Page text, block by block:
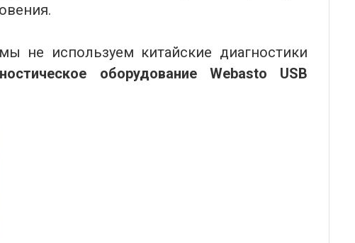
не используем китайские диагностики
оборудование Webasto USB